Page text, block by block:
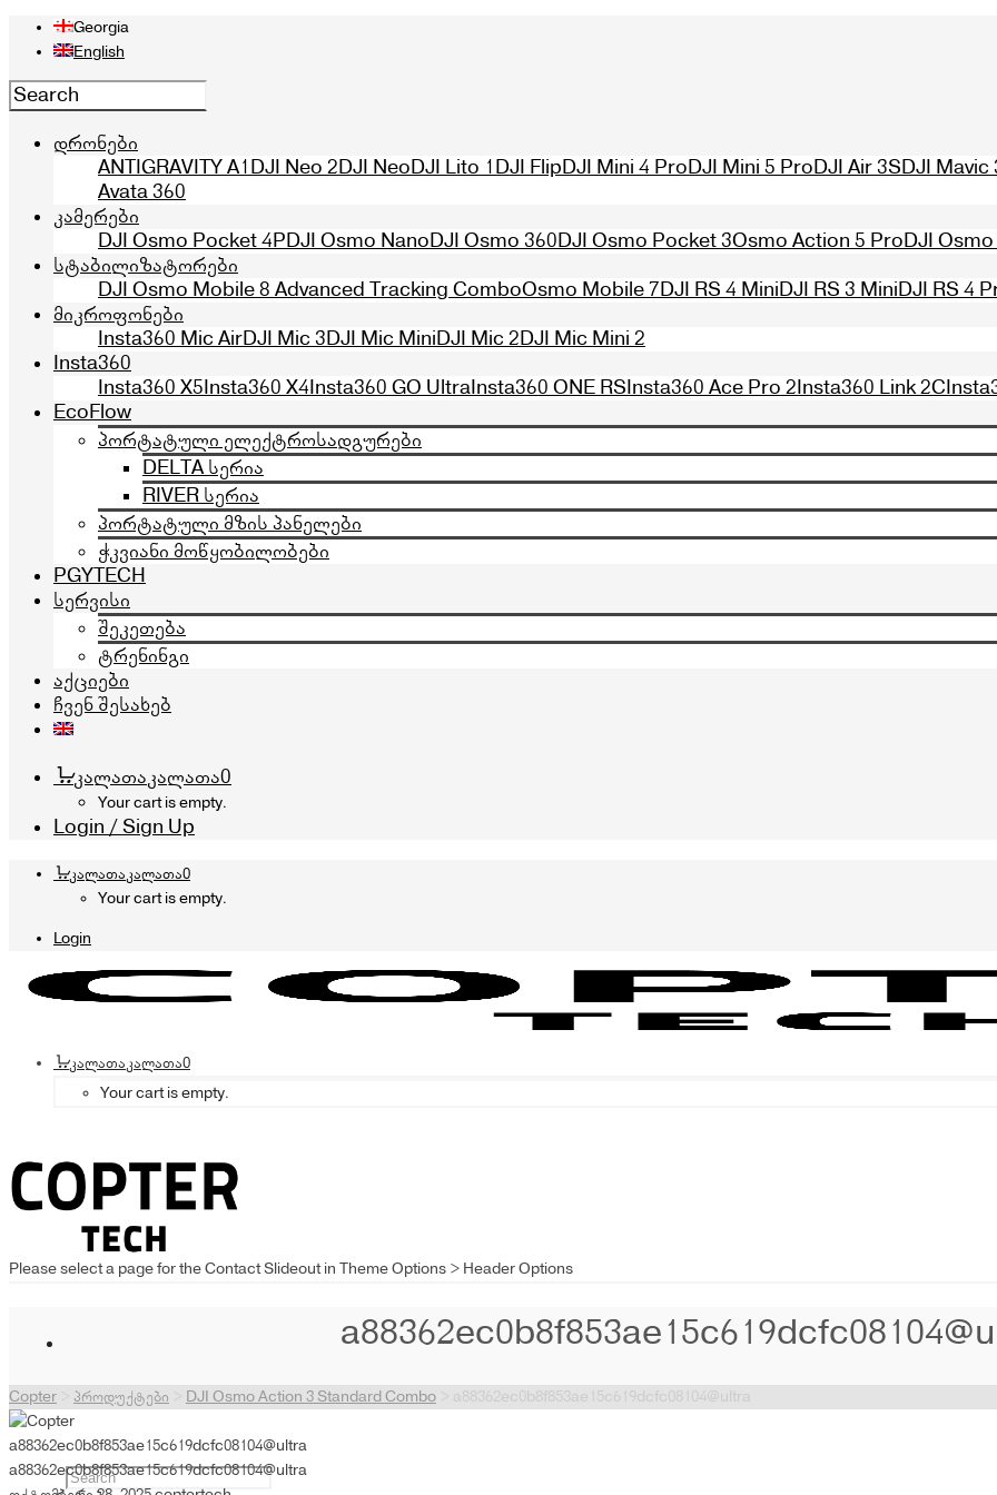
Georgia
English
დრონები
ANTIGRAVITY A1DJI Neo 2DJI NeoDJI Lito 1DJI FlipDJI Mini 4 ProDJI Mini 5 ProDJI Air 3SDJI Mavic
Avata 360
კამერები
DJI Osmo Pocket 4PDJI Osmo NanoDJI Osmo 360DJI Osmo Pocket 3Osmo Action 5 ProDJI
სტაბილიზატორები
DJI Osmo Mobile 8 Advanced Tracking ComboOsmo Mobile 7DJI RS 4 MiniDJI RS 3 MiniDJI RS 4
მიკროფონები
Insta360 Mic AirDJI Mic 3DJI Mic MiniDJI Mic 2DJI Mic Mini 2
Insta360
Insta360 X5Insta360 X4Insta360 GO UltraInsta360 ONE RSInsta360 Ace Pro 2Insta360 Link 2C
EcoFlow
პორტატული ელექტროსადგურები
DELTA სერია
RIVER სერია
პორტატული მზის პანელები
ჭკვიანი მოწყობილობები
PGYTECH
სერვისი
შეკეთება
ტრენინგი
აქციები
ჩვენ შესახებ
კალათაკალათა0
Your cart is empty.
Login / Sign Up
კალათაკალათა0
Your cart is empty.
Login
კალათაკალათა0
Your cart is empty.
Please select a page for the Contact Slideout in Theme Options > Header Options
Copter პროდუქტები DJI Osmo Action 3 Standard Combo a88362ec0b8f853ae15c619dcfc08104@ultra
a88362ec0b8f853ae15c619dcfc08104@ultra
a88362ec0b8f853ae15c619dcfc08104@ultra